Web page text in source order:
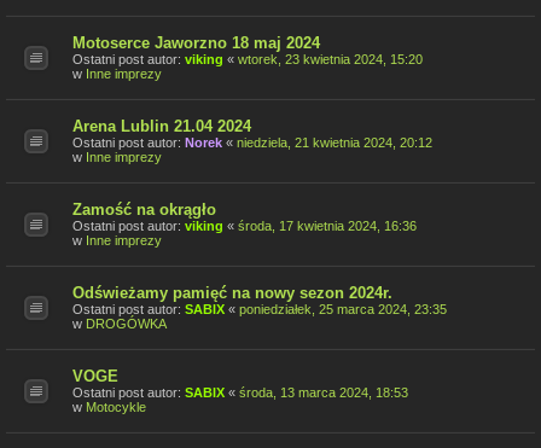
Motoserce Jaworzno 18 maj 2024
Ostatni post autor: viking « wtorek, 23 kwietnia 2024, 15:20
w Inne imprezy
Arena Lublin 21.04 2024
Ostatni post autor: Norek « niedziela, 21 kwietnia 2024, 20:12
w Inne imprezy
Zamość na okrągło
Ostatni post autor: viking « środa, 17 kwietnia 2024, 16:36
w Inne imprezy
Odświeżamy pamięć na nowy sezon 2024r.
Ostatni post autor: SABIX « poniedziałek, 25 marca 2024, 23:35
w DROGÓWKA
VOGE
Ostatni post autor: SABIX « środa, 13 marca 2024, 18:53
w Motocykle